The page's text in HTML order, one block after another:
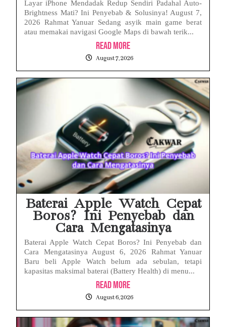
Layar iPhone Mendadak Redup Sendiri Padahal Auto-
Brightness Mati? Ini Penyebab & Solusinya! August 7,
2026 Rahmat Yanuar Sedang asyik main game berat
atau memakai navigasi Google Maps di bawah terik...
Read More
August 7, 2026
Baterai Apple Watch Cepat
Boros? Ini Penyebab dan
Cara Mengatasinya
Baterai Apple Watch Cepat Boros? Ini Penyebab dan
Cara Mengatasinya August 6, 2026 Rahmat Yanuar
Baru beli Apple Watch belum ada sebulan, tetapi
kapasitas maksimal baterai (Battery Health) di menu...
Read More
August 6, 2026